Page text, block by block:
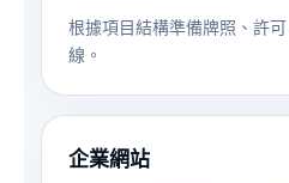
根據項目結構準備牌照、許
線。
企業網站